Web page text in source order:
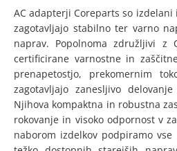
AC adapterji Coreparts so
zagotavljajo stabilno ter varno
naprav. Popolnoma združljivi z
certificirane varnostne in
prenapetostjo, prekomernim
zagotavljajo zanesljivo
Njihova kompaktna in robustna
rokovanje in visoko odpornost v
naborom izdelkov podpiramo